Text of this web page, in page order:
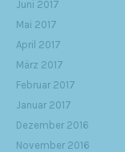
Juni 2017
Mai 2017
April 2017
März 2017
Februar 2017
Januar 2017
Dezember 2016
November 2016